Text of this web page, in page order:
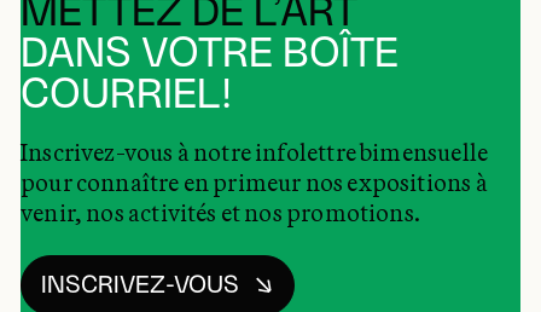
METTEZ DE L’ART
DANS VOTRE BOÎTE
COURRIEL!
Inscrivez-vous à notre infolettre bimensuelle
pour connaître en primeur nos expositions à
venir, nos activités et nos promotions.
INSCRIVEZ-VOUS